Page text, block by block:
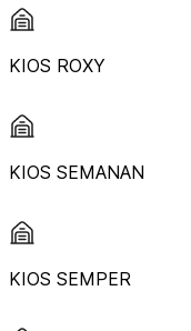
KIOS ROXY
KIOS SEMANAN
KIOS SEMPER